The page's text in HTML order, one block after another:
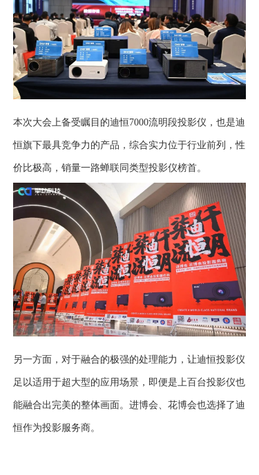
本次大会上备受瞩目的迪恒7000流明段投影仪，也是迪
恒旗下最具竞争力的产品，综合实力位于行业前列，性
价比极高，销量一路蝉联同类型投影仪榜首。
另一方面，对于融合的极强的处理能力，让迪恒投影仪
足以适用于超大型的应用场景，即便是上百台投影仪也
能融合出完美的整体画面。进博会、花博会也选择了迪
恒作为投影服务商。